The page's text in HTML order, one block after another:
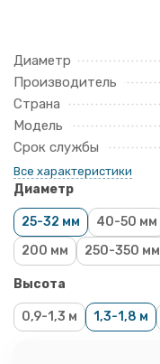
Диаметр
Производитель
Страна
Модель
Срок службы
Все характеристики
Диаметр
25-32 мм 40-50 мм
200 мм
250-350 мм
Высота
0,9-1,3 м 1,3-1,8 м